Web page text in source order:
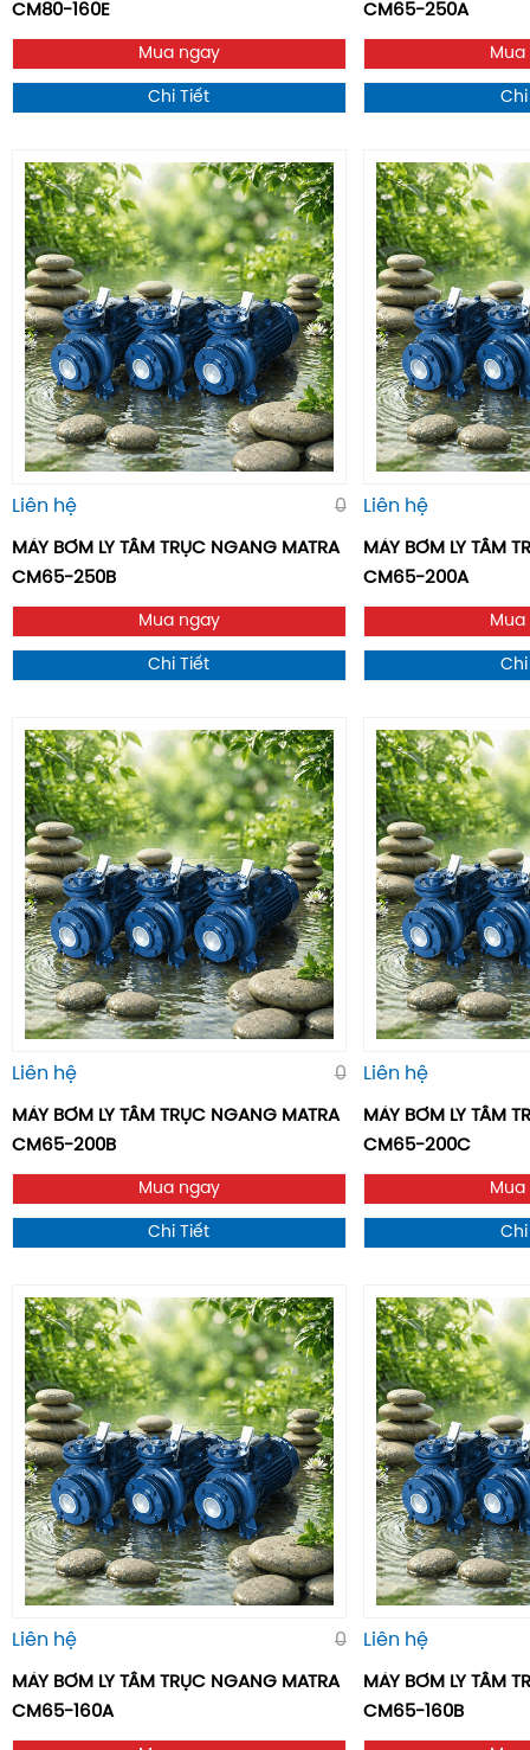
CM80-160E
Mua ngay
Chi Tiết
CM65-250A
Mua
Liên hệ 0
MÁY BƠM LY TÂM TRỤC NGANG MATRA
CM65-250B
Mua ngay
Chi Tiết
Liên hệ
MÁY BƠM LY TÂM
CM65-200A
Liên hệ 0
MÁY BƠM LY TÂM TRỤC NGANG MATRA
CM65-200B
Mua ngay
Chi Tiết
Liên hệ
MÁY BƠM LY TÂM
CM65-200C
Liên hệ 0
MÁY BƠM LY TÂM TRỤC NGANG MATRA
CM65-160A
Liên hệ
MÁY BƠM LY TÂM
CM65-160B